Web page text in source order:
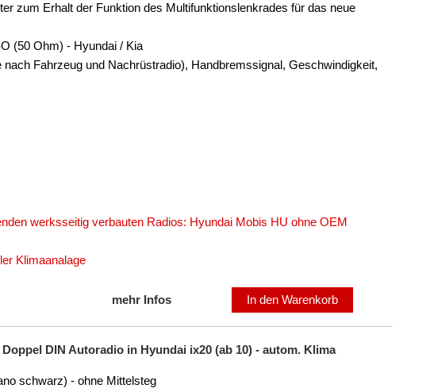
zum Erhalt der Funktion des Multifunktionslenkrades für das neue
(50 Ohm) - Hyundai / Kia
nach Fahrzeug und Nachrüstradio), Handbremssignal, Geschwindigkeit,
werksseitig verbauten Radios: Hyundai Mobis HU ohne OEM
Klimaanalage
mehr Infos In den Warenkorb
DIN Autoradio in Hyundai ix20 (ab 10) - autom. Klima
schwarz) - ohne Mittelsteg